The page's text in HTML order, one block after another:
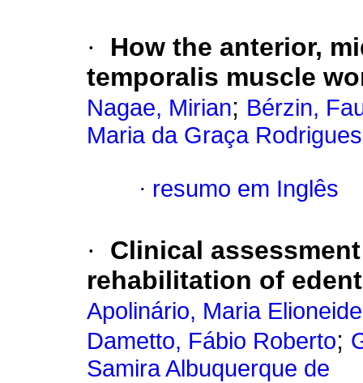
·
How the anterior,
temporalis muscle
Nagae, Mirian; Bérzin,
Maria da Graça Rodrigues
· resumo em Inglês
·
Clinical
rehabilitation of
Apolinário, Maria
Dametto, Fábio Roberto;
Samira Albuquerque de